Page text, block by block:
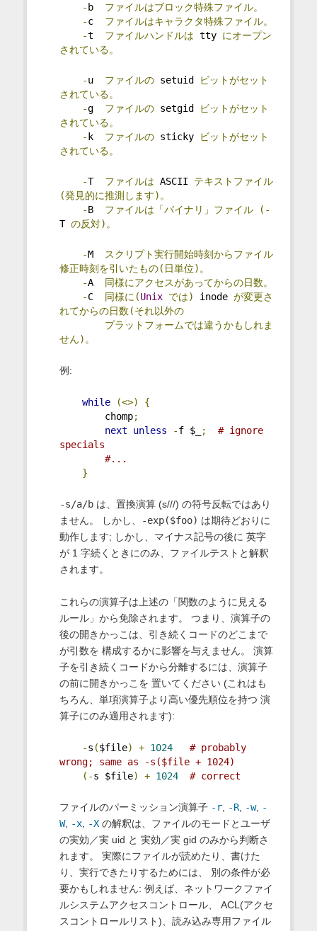
- b ファイルはブロック特殊ファイル。
-c ファイルはキャラクタ特殊ファイル。
-t ファイルハンドルは tty にオープン
されている。
-u ファイルの setuid
ビットがセット
されている。
-g ファイルの setgid
ビットがセット
されている。
- k ファイルの sticky
ビットがセット
されている。
-T ファイルは ASCII テキストファイル
(発見的に推測します)。
-B ファイルは「バイナリ」ファイル
(-
T の反対)。
-M
スクリプト実行開始時刻からファイル
修正時刻を引いたもの(日単位)。
-A 同様にアクセスがあってからの日数。
-C 同様に(Unix では) inode が変更さ
れてからの日数(それ以外の
プラットフォームでは違うかもしれま
せん)。
例:
while (<>)
{
chomp;
next
unless -f $_ ;
# ignore
specials
#...
}
-s/a/bは、置換演算 (s///) の符号反転ではあり
ません。 しかし、
-exp($foo) は期待どおりに
動作します; しかし、マイナス記号の後に 英字
が 1 字続くときにのみ、ファイルテストと解釈
されます。
これらの演算子は上述の「関数のように見える
ルール」から免除されます。 つまり、演算子の
後の開きかっこは、引き続くコードのどこまで
が引数を 構成するかに影響を与えません。 演算
子を引き続くコードから分離するには、演算子
の前に開きかっこを 置いてください (これはも
ちろん、単項演算子より高い優先順位を持つ 演
算子にのみ適用されます):
-s ($file) + 1024
# probably
wrong; same as -s($file + 1024)
(-s $file) + 1024 # correct
ファイルのパーミッション演算子 -r, -R, -w, -
W, -x, -Xの解釈は、ファイルのモードとユーザ
の実効／実 uid と 実効／実 gid のみから判断さ
れます。 実際にファイルが読めたり、書けた
り、実行できたりするためには、 別の条件が必
要かもしれません: 例えば、ネットワークファイ
ルシステムアクセスコントロール、 ACL(アクセ
スコントロールリスト)、読み込み専用ファイル